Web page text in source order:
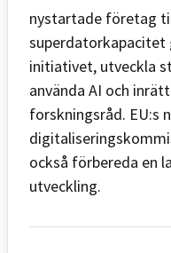
nystartade företag
superdatorkapacitet
initiativet, utveckla
använda AI och
forskningsråd. EU:s
också förbereda en
utveckling.